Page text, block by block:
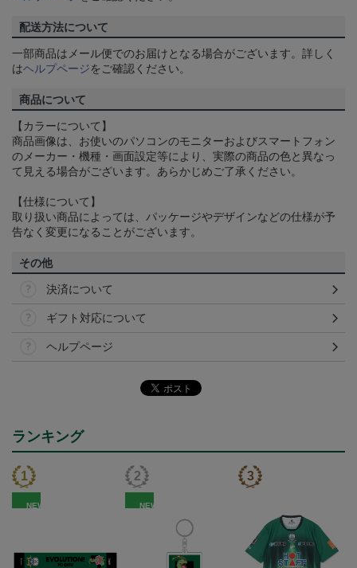
配送方法について
一部商品はメール便でのお届けとなる場合がございます。詳しく
はヘルプページをご確認ください。
商品について
【カラーについて】
商品画像は、お使いのパソコンのモニターおよびスマートフォン
のメーカー・機種・画面設定等により、実際の商品の色と異なっ
て見える場合がございます。あらかじめご了承ください。
【仕様について】
取り扱い商品によっては、パッケージやデザインなどの仕様が予
告なく変更になることがございます。
その他
決済について
ギフト対応について
ヘルプページ
ランキング
NEW NEW